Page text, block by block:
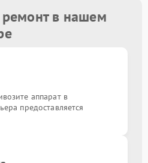
в нашем
аппарат в
предоставляется